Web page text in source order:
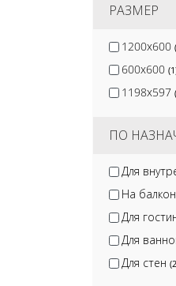
РАЗМЕР
1200x600
600x600
1198x597
ПО
Для
На балкон
Для
Для
Для стен